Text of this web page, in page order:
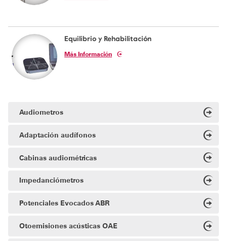
Equilibrio y Rehabilitación
Más Información
Audiometros
Adaptación audífonos
Cabinas audiométricas
Impedanciómetros
Potenciales Evocados ABR
Otoemisiones acústicas OAE